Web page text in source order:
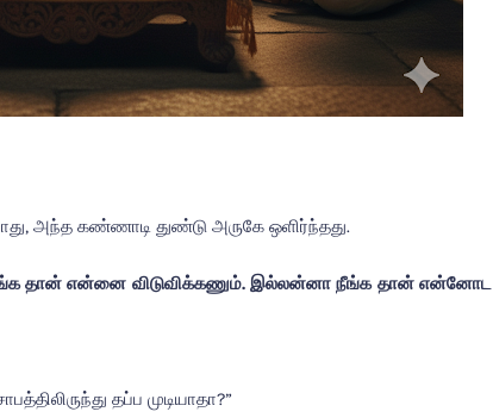
அந்த கண்ணாடி துண்டு அருகே ஒளிர்ந்தது.
தான் என்னை விடுவிக்கணும். இல்லன்னா நீங்க தான் என்னோட
தப்ப முடியாதா?”